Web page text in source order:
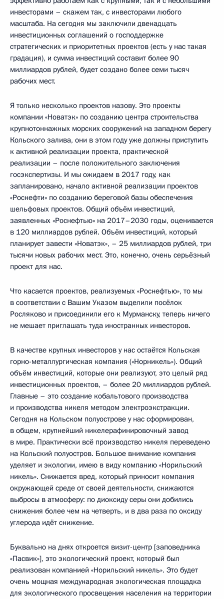
инвесторами – скажем так, с инвесторами любого
масштаба. На сегодня мы заключили двенадцать
инвестиционных соглашений о господдержке
стратегических и приоритетных проектов (есть у нас такая
градация), и сумма инвестиций составит более 90
миллиардов рублей, будет создано более семи тысяч
рабочих мест.
Я только несколько проектов назову. Это проекты
компании «Новатэк» по созданию центра строительства
крупнотоннажных морских сооружений на западном берегу
Кольского залива, они в этом году уже должны приступить
к активной реализации проекта, практической
реализации – после положительного заключения
госэкспертизы. И мы ожидаем в 2017 году, как
запланировано, начало активной реализации проектов
«Роснефти» по созданию береговой базы обеспечения
шельфовых проектов. Общий объём инвестиций,
заявленных «Роснефтью» на 2017–2030 годы, оценивается
в 120 миллиардов рублей. Объём инвестиций, который
планирует завести «Новатэк», – 25 миллиардов рублей, три
тысячи новых рабочих мест. Это, конечно, очень серьёзный
проект для нас.
Что касается проектов, реализуемых «Роснефтью», то мы
в соответствии с Вашим Указом выделили посёлок
Росляково и присоединили его к Мурманску, теперь ничего
не мешает приглашать туда иностранных инвесторов.
В качестве крупных инвесторов у нас остаётся Кольская
горно-металлургическая компания («Норникель»). Общий
объём инвестиций, которые они реализуют, это целый ряд
инвестиционных проектов, – более 20 миллиардов рублей.
Главные – это создание кобальтового производства
и производства никеля методом электроэкстракции.
Сегодня на Кольском полуострове у нас сформирован,
в общем, крупнейший никелерафинировочный завод
в мире. Практически всё производство никеля переведено
на Кольский полуостров. Большое внимание компания
уделяет и экологии, имею в виду компанию «Норильский
никель». Снижается вред, который приносит компания
окружающей среде от своей деятельности, снижаются
выбросы в атмосферу: по диоксиду серы они добились
снижения более чем на четверть, и в два раза по оксиду
углерода идёт снижение.
Буквально на днях откроется визит-центр [заповедника
«Пасвик»], это экологический проект, который был
реализован компанией «Норильский никель». Это будет
очень мощная международная экологическая площадка
для экологического просвещения населения на территории